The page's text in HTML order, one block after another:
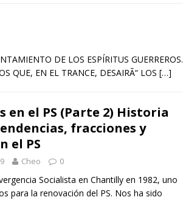
DE LOS ESPÍRITUS GUERREROS.
QUE, EN EL TRANCE, DESAIRÃ“ LOS […]
en el PS (Parte 2) Historia
fracciones y
el PS
Cheo 0
Socialista en Chantilly en 1982, uno
para la renovación del PS. Nos ha sido